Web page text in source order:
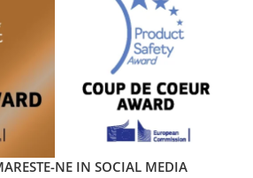
NE IN SOCIAL MEDIA